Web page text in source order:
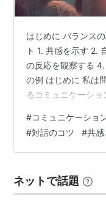
はじめに バランス
ト 1. 共感を示す 2.
の反応を観察する
の例 はじめに 私は
るコミュニケーシ
てず、時には難しさ
な悩みを持つ方に向
ーションのポイン
解をもたらすこと
手とのつながりを
#コミュニケーショ
#対話のコツ #共
ネットで話題